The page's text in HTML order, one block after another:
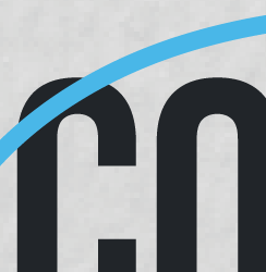
Госномер
550 руб
брелоки